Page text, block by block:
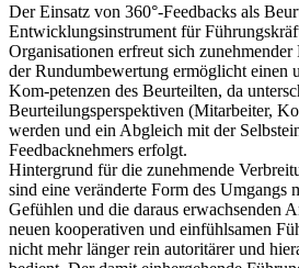
Der Einsatz von 360°-Feedbacks als
Entwicklungsinstrument für
Organisationen erfreut sich
der Rundumbewertung ermöglicht einen
Kom-petenzen des Beurteilten, da
Beurteilungsperspektiven (Mitarbeiter,
werden und ein Abgleich mit der
Feedbacknehmers erfolgt.
Hintergrund für die zunehmende
sind eine veränderte Form des Umgangs
Gefühlen und die daraus erwachsenden
neuen kooperativen und einfühlsamen
nicht mehr länger rein autoritärer und